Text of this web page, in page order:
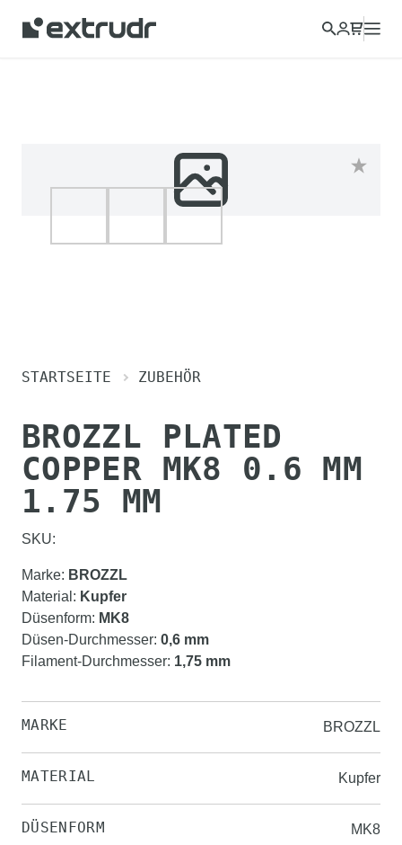
STARTSEITE ZUBEHÖR
BROZZL PLATED
COPPER MK8 0.6 MM
1.75 MM
SKU:
Marke: BROZZL
Material : Kupfer
Düsenform: MK8
Düsen-Durchmesser: 0,6 mm
Filament-Durchmesser: 1,75 mm
MARKE BROZZL
MATERIAL Kupfer
DÜSENFORM MK8